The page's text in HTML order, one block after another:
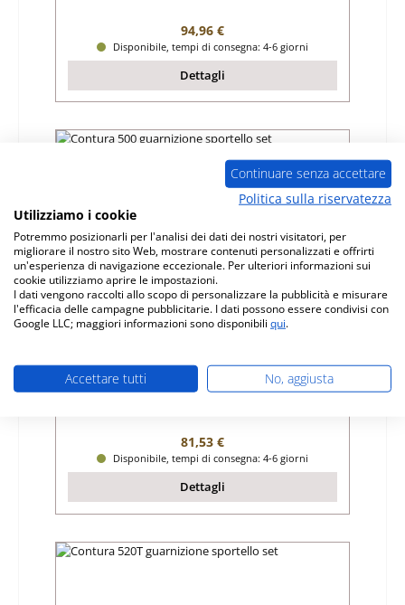
Prezzo normale:
94,96 €
Disponibile, tempi di consegna: 4-6 giorni
Dettagli
Contura 500 guarnizione sportello set
Numero di prodotto:
01025446
Prezzo normale:
81,53 €
Disponibile, tempi di consegna: 4-6 giorni
Dettagli
Continuare senza accettare
Politica sulla riservatezza
Utilizziamo i cookie
Potremmo posizionarli per l'analisi dei dati dei nostri visitatori, per
migliorare il nostro sito Web, mostrare contenuti personalizzati e offrirti
un'esperienza di navigazione eccezionale. Per ulteriori informazioni sui
cookie utilizziamo aprire le impostazioni.
I dati vengono raccolti allo scopo di personalizzare la pubblicità e misurare
l'efficacia delle campagne pubblicitarie. I dati possono essere condivisi con
Google LLC; maggiori informazioni sono disponibili qui.
Accettare tutti No, aggiusta